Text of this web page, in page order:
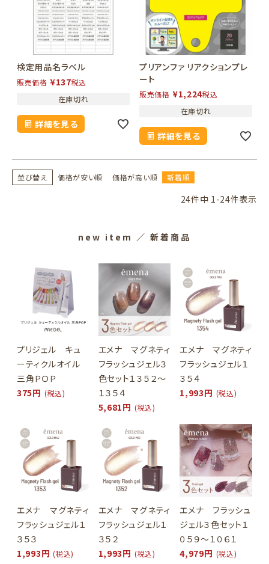
検定用品名ラベル
販売価格 ¥137税込
在庫切れ
詳細を見る
プリアンファ リアクションプレ
ート
販売価格 ¥1,224税込
在庫切れ
詳細を見る
並び替え 価格が安い順 価格が高い順 新着順
24件中 1-24件表示
new item ／ 新着商品
プリジェル キュ
ーティクルオイル
三角ＰＯＰ
375円 (税込)
エメナ マグネティ
フラッシュジェル３
色セット１３５２～
１３５４
5,681円 (税込)
エメナ マグネティ
フラッシュジェル１
３５４
1,993円 (税込)
エメナ マグネティ
フラッシュジェル１
３５３
1,993円 (税込)
エメナ マグネティ
フラッシュジェル１
３５２
1,993円 (税込)
エメナ フラッシュ
ジェル３色セット１
０５９～１０６１
4,979円 (税込)